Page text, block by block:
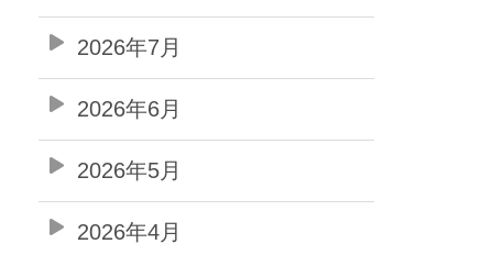
2026年7月
2026年6月
2026年5月
2026年4月